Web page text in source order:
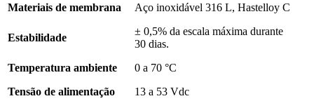
Materiais de membrana
Aço inoxidável 316 L, Hastelloy C
Estabilidade
± 0,5% da escala máxima durante
30 dias.
Temperatura ambiente
0 a 70 °C
Tensão de alimentação
13 a 53 Vdc